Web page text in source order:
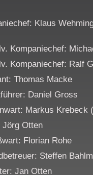
Klaus
Kompaniechef:
Kompaniechef: Ralf
Thomas Macke
Daniel Gross
Markus Krebeck
Jörg Otten
Florian Rohe
Steffen
Jan Otten